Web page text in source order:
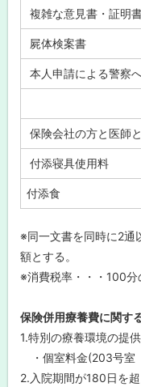
複雑な意見書・証明
屍体検案書
本人申請による警察
保険会社の方と医師
付添寝具使用料
付添食
※同一文書を同時に2通
額とする。
※消費税率・・・100分
保険併用療養費に関す
1.特別の療養環境の提供
・個室料金(203号
2.入院期間が180日を